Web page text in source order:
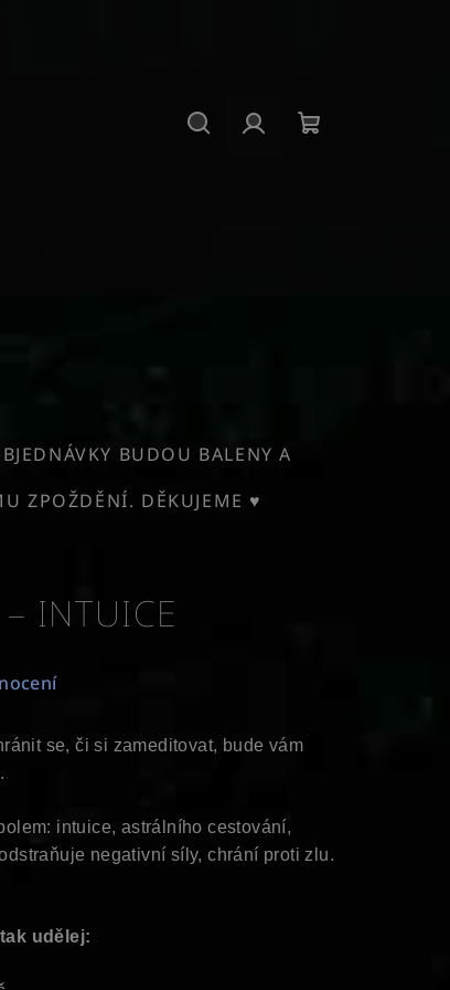
BUDOU BALENY A
ZPOŽDĚNÍ. DĚKUJEME ♥
INTUICE
se, či si zameditovat, bude vám
intuice, astrálního cestování,
negativní síly, chrání proti zlu.
udělej: